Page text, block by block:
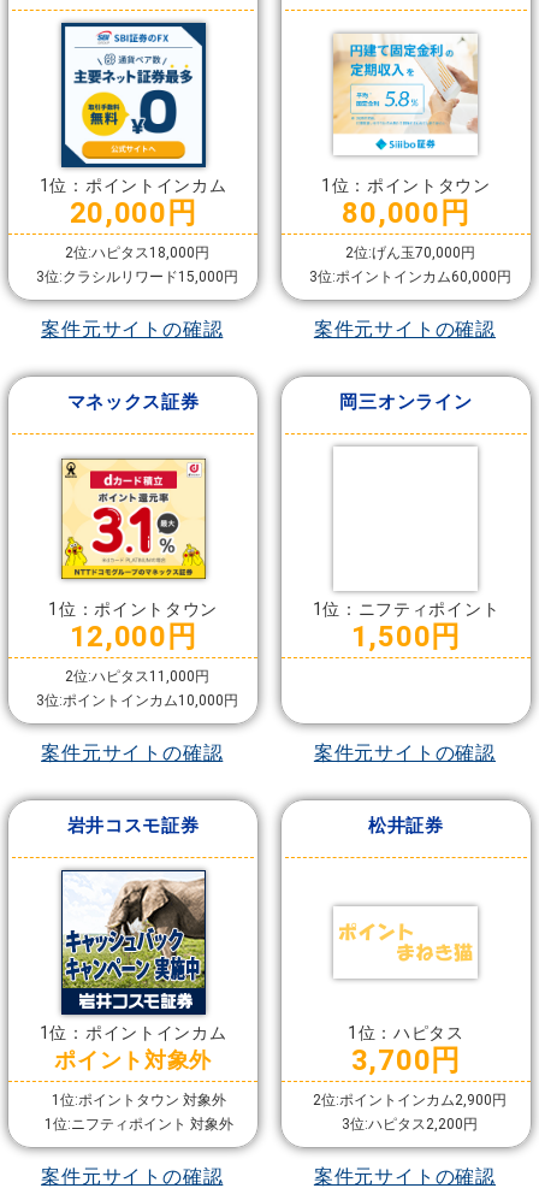
1位：ポイントインカム
20,000円
2位:ハピタス18,000円
3位:クラシルリワード15,000円
案件元サイトの確認
1位：ポイントタウン
80,000円
2位:げん玉70,000円
3位:ポイントインカム60,000円
案件元サイトの確認
マネックス証券
1位：ポイントタウン
12,000円
2位:ハピタス11,000円
3位:ポイントインカム10,000円
案件元サイトの確認
岡三オンライン
1位：ニフティポイント
1,500円
案件元サイトの確認
岩井コスモ証券
1位：ポイントインカム
ポイント対象外
1位:ポイントタウン 対象外
1位:ニフティポイント 対象外
案件元サイトの確認
松井証券
1位：ハピタス
3,700円
2位:ポイントインカム2,900円
3位:ハピタス2,200円
案件元サイトの確認